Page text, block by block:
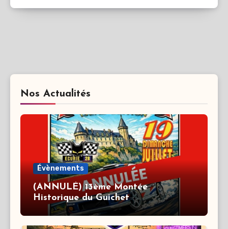
Nos Actualités
Évènements
(ANNULÉ) 13ème Montée
Historique du Guichet